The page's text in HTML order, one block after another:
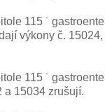
115 ˙
výkony č.
115 ˙
a 15034 zrušují.